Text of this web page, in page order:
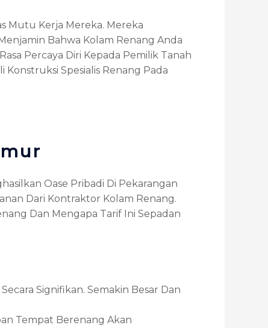
Mutu Kerja Mereka. Mereka
Bahwa Kolam Renang Anda
Percaya Diri Kepada Pemilik Tanah
Konstruksi Spesialis Renang Pada
Oase Pribadi Di Pekarangan
Dari Kontraktor Kolam Renang.
Dan Mengapa Tarif Ini Sepadan
Signifikan. Semakin Besar Dan
Tempat Berenang Akan